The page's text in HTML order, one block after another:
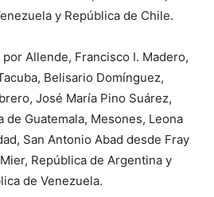
y República de Chile.
Allende, Francisco I. Madero,
Belisario Domínguez,
José María Pino Suárez,
de Guatemala, Mesones, Leona
San Antonio Abad desde Fray
República de Argentina y
de Venezuela.